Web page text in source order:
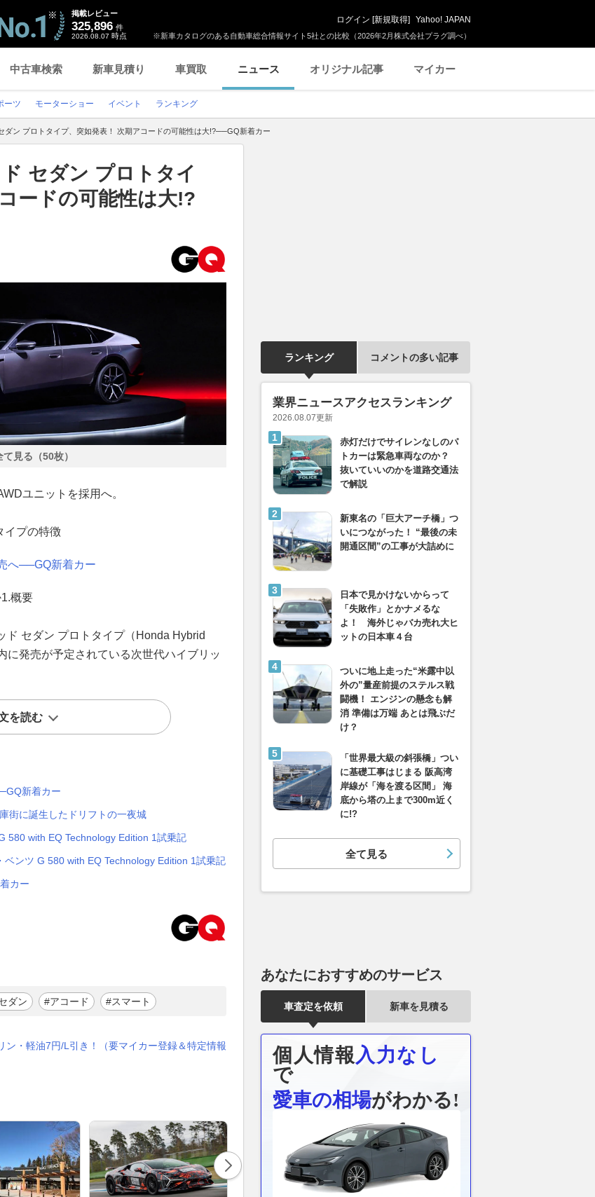
※新車カタログのある自動車総合情報サイト5社との比較（2026年2月株式会社プラグ調べ）
掲載レビュー
325,896 件
2026.08.07 時点
ログイン [新規取得] Yahoo! JAPAN
中古車検索 新車見積り 車買取 ニュース オリジナル記事 マイカー
ーツ モーターショー イベント ランキング
ダン プロトタイプ、突如発表！ 次期アコードの可能性は大!?──GQ新着カー
セダン プロトタイ
ードの可能性は大!?
見る（50枚）
ユニットを採用へ。
イプの特徴
へ──GQ新着カー
概要
セダン プロトタイプ（Honda Hybrid
に発売が予定されている次世代ハイブリッ
を読む
新着カー
街に誕生したドリフトの一夜城
580 with EQ Technology Edition 1試乗記
ンツ G 580 with EQ Technology Edition 1試乗記
カー
ダン #アコード #スマート
ン・軽油7円/L引き！（要マイカー登録＆特定情報
ランキング コメントの多い記事
業界ニュースアクセスランキング
2026.08.07更新
赤灯だけでサイレンなしのパ
トカーは緊急車両なのか？
抜いていいのかを道路交通法
で解説
新東名の「巨大アーチ橋」つ
いにつながった！ “最後の未
開通区間”の工事が大詰めに
日本で見かけないからって
「失敗作」とかナメるな
よ！ 海外じゃバカ売れ大ヒ
ットの日本車４台
ついに地上走った“米露中以
外の”量産前提のステルス戦
闘機！ エンジンの懸念も解
消 準備は万端 あとは飛ぶだ
け？
「世界最大級の斜張橋」つい
に基礎工事はじまる 阪高湾
岸線が「海を渡る区間」 海
底から塔の上まで300m近く
に!?
全て見る
あなたにおすすめのサービス
車査定を依頼 新車を見積る
個人情報 入力なし
で
愛車の相場がわかる!